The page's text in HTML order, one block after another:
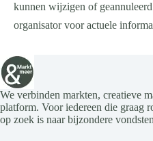
kunnen wijzigen of
organisator voor actuele
We verbinden markten, creatieve
platform. Voor iedereen die graag
op zoek is naar bijzondere